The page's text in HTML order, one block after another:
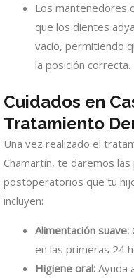
Los mantenedores
que los dientes
vacío, permitiendo
la posición correcta.
Cuidados en
Tratamiento
Una vez realizado el
Chamartín, te daremos
postoperatorios que tu
incluyen:
Alimentación suave:
en las primeras 24
Higiene oral: Ayuda